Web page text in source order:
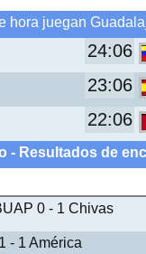
hora juegan
24:06
23:06
22:06
- Resultados de
0 - 1 Chivas
- 1 América